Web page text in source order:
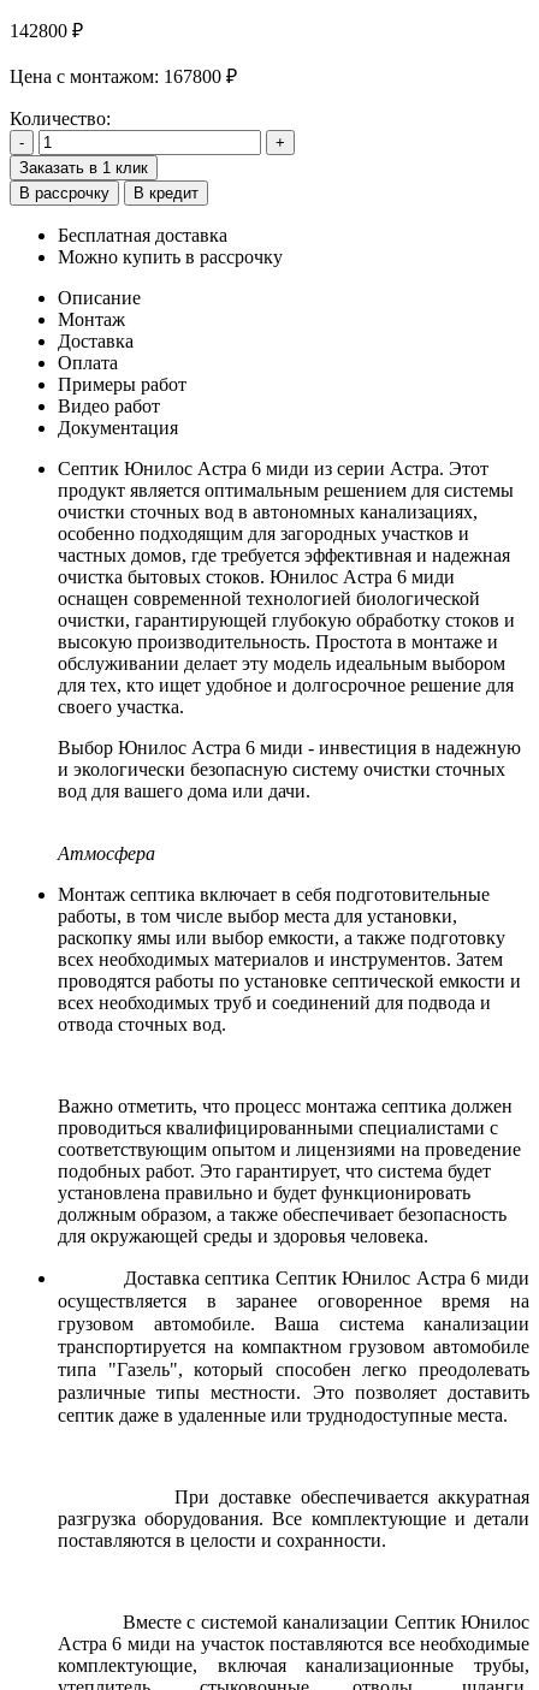
142800 ₽
Цена с монтажом: 167800 ₽
Количество:
-
+
Заказать в 1 клик
В рассрочку
В кредит
Бесплатная доставка
Можно купить в рассрочку
Описание
Монтаж
Доставка
Оплата
Примеры работ
Видео работ
Документация
Септик Юнилос Астра 6 миди из серии Астра. Этот
продукт является оптимальным решением для системы
очистки сточных вод в автономных канализациях,
особенно подходящим для загородных участков и
частных домов, где требуется эффективная и надежная
очистка бытовых стоков. Юнилос Астра 6 миди
оснащен современной технологией биологической
очистки, гарантирующей глубокую обработку стоков и
высокую производительность. Простота в монтаже и
обслуживании делает эту модель идеальным выбором
для тех, кто ищет удобное и долгосрочное решение для
своего участка.
Выбор Юнилос Астра 6 миди - инвестиция в надежную
и экологически безопасную систему очистки сточных
вод для вашего дома или дачи.
Атмосфера
Монтаж септика включает в себя подготовительные
работы, в том числе выбор места для установки,
раскопку ямы или выбор емкости, а также подготовку
всех необходимых материалов и инструментов. Затем
проводятся работы по установке септической емкости и
всех необходимых труб и соединений для подвода и
отвода сточных вод.
Важно отметить, что процесс монтажа септика должен
проводиться квалифицированными специалистами с
соответствующим опытом и лицензиями на проведение
подобных работ. Это гарантирует, что система будет
установлена правильно и будет функционировать
должным образом, а также обеспечивает безопасность
для окружающей среды и здоровья человека.
Доставка септика Септик Юнилос Астра 6 миди
осуществляется в заранее оговоренное время на
грузовом автомобиле. Ваша система канализации
транспортируется на компактном грузовом автомобиле
типа "Газель", который способен легко преодолевать
различные типы местности. Это позволяет доставить
септик даже в удаленные или труднодоступные места.
При доставке обеспечивается аккуратная
разгрузка оборудования. Все комплектующие и детали
поставляются в целости и сохранности.
Вместе с системой канализации Септик Юнилос
Астра 6 миди на участок поставляются все необходимые
комплектующие, включая канализационные трубы,